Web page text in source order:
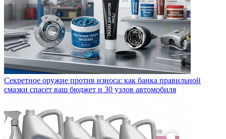
Секретное оружие против износа: как банка правильной
смазки спасет ваш бюджет и 30 узлов автомобиля